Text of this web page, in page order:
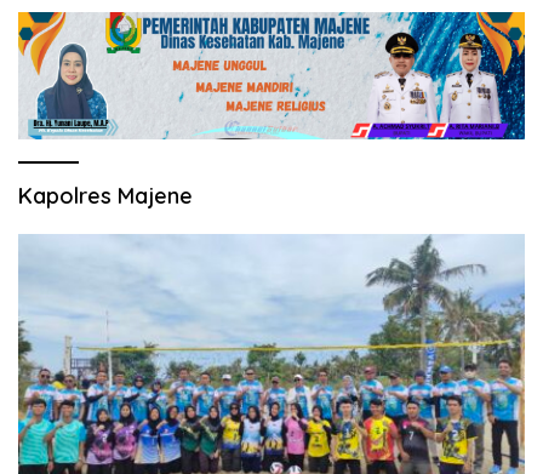
Kapolres Majene